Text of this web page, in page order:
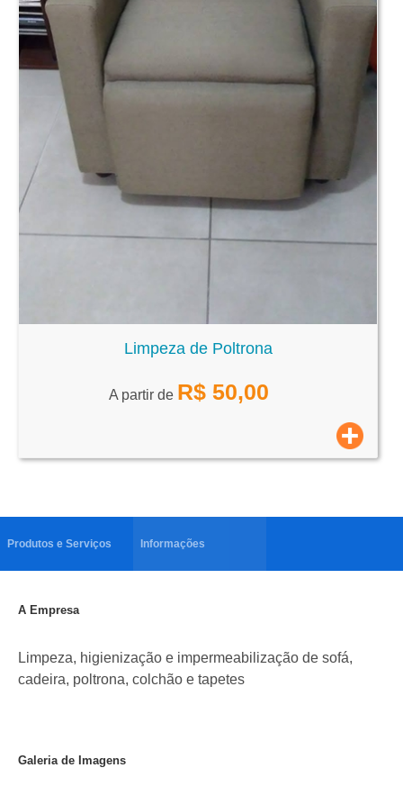
Limpeza de Poltrona
A partir de R$ 50,00
Produtos e Serviços Informações
A Empresa
Limpeza, higienização e impermeabilização de sofá,
cadeira, poltrona, colchão e tapetes
Galeria de Imagens